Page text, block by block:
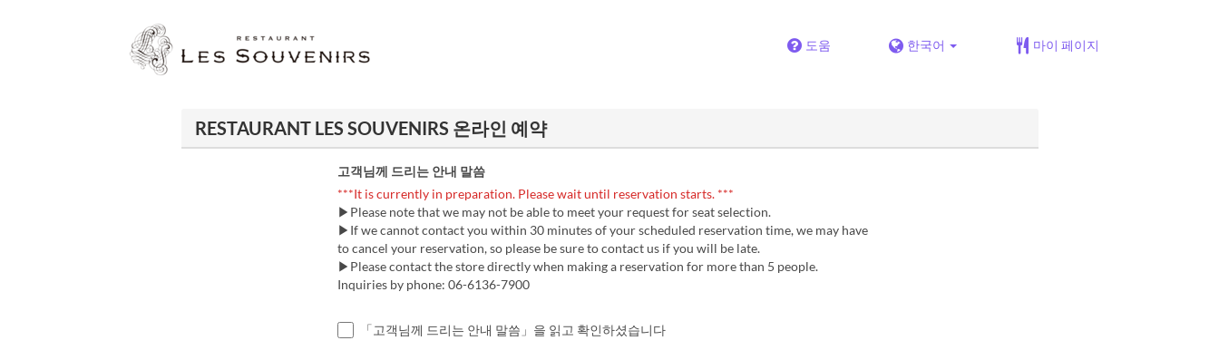
도움 한국어 마이 페이지
RESTAURANT LES SOUVENIRS 온라인 예약
고객님께 드리는 안내 말씀
***It is currently in preparation. Please wait until reservation starts. ***
▶Please note that we may not be able to meet your request for seat selection.
▶If we cannot contact you within 30 minutes of your scheduled reservation time, we may have
to cancel your reservation, so please be sure to contact us if you will be late.
▶Please contact the store directly when making a reservation for more than 5 people.
Inquiries by phone: 06-6136-7900
「고객님께 드리는 안내 말씀」을 읽고 확인하셨습니다